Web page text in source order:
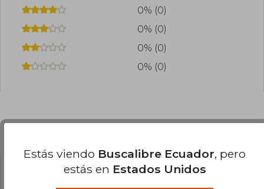
0% (0)
0% (0)
0% (0)
0% (0)
Estás viendo Buscalibre Ecuador, pero
estás en Estados Unidos